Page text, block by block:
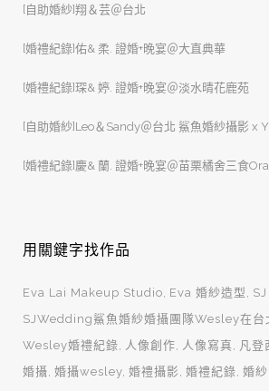
[自助婚紗]翔＆芸＠台北
[婚禮紀錄]佑& 柔. 證婚+晚宴＠大直典華
[婚禮紀錄]琛& 婷. 證婚+晚宴＠淡水晴花鹿苑
[自助婚紗]Leo＆Sandy＠台北 鯊魚婚紗攝影 x
[婚禮紀錄]慶& 蘭. 證婚+晚宴＠苗栗橘舍三食
用關鍵字找作品
Eva Lai Makeup Studio Eva 婚紗造型
SJWedding鯊魚婚紗婚攝團隊Wesley在台
Wesley婚禮紀錄
人像創作 人像寫真 凡登
婚攝 婚攝wesley 婚禮攝影 婚禮紀錄 婚紗